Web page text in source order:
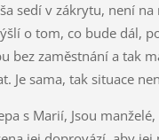
sedí v zákrytu, není
o tom, co bude dál,
bez zaměstnání a tak
Je sama, tak situace
s Marií, Jsou